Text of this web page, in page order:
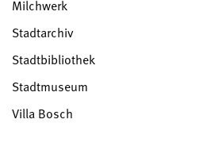
Milchwerk
Stadtarchiv
Stadtbibliothek
Stadtmuseum
Villa Bosch